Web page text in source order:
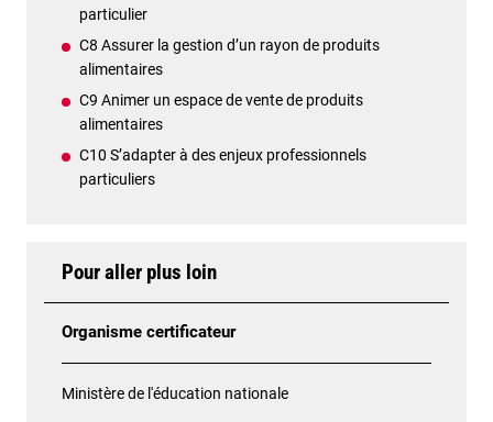
particulier
C8 Assurer la gestion d’un rayon de produits
alimentaires
C9 Animer un espace de vente de produits
alimentaires
C10 S’adapter à des enjeux professionnels
particuliers
Pour aller plus loin
Organisme certificateur
Ministère de l'éducation nationale